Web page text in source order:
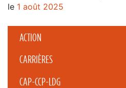
ACTION
CARRIÈRES
CAP-CCP-LDG
le 1 août 2025